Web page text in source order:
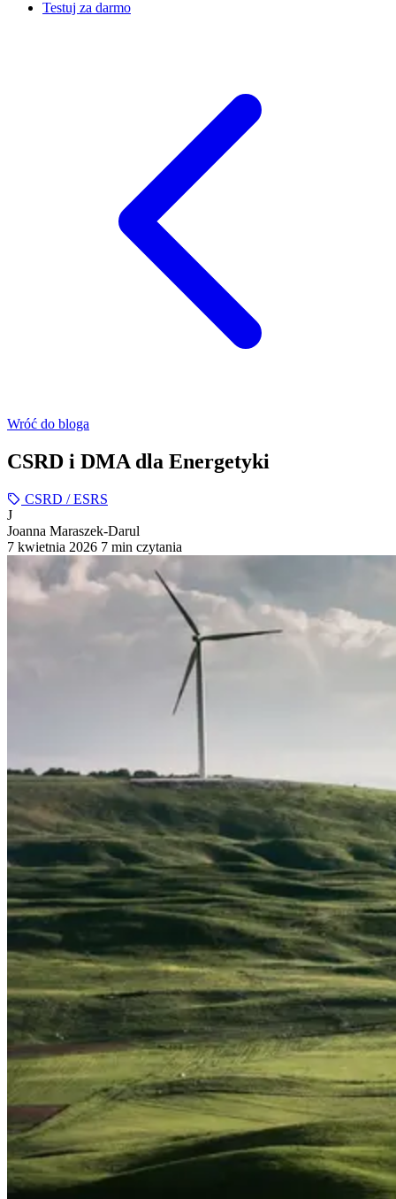
Testuj za darmo
Wróć do bloga
CSRD i DMA dla Energetyki
CSRD / ESRS
J
Joanna Maraszek-Darul
7 kwietnia 2026 7 min czytania